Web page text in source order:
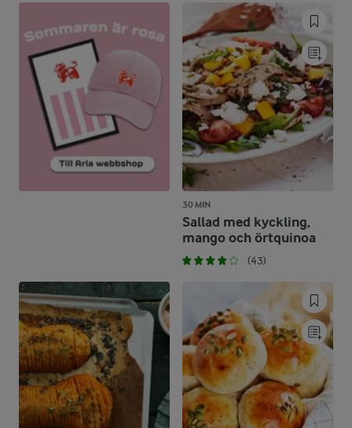
30 MIN
Sallad med kyckling,
mango och örtquinoa
(43)